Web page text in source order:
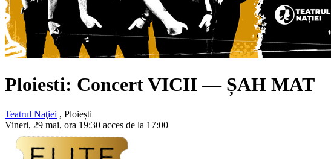
Ploiesti: ConcertVICII— ȘAH MAT
Teatrul Naţiei , Ploiești
Vineri, 29 mai, ora 19:30 acces de la 17:00